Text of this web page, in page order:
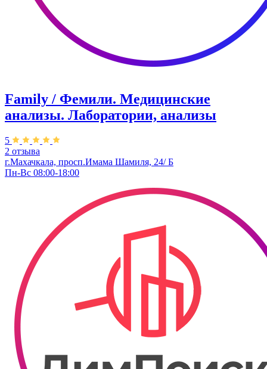
Family / Фемили. Медицинские
анализы. Лаборатории, анализы
5
2 отзыва
г.Махачкала, просп.Имама Шамиля, 24/ Б
Пн-Вс 08:00-18:00